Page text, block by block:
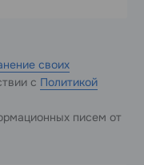
своих
с Политикой
писем от